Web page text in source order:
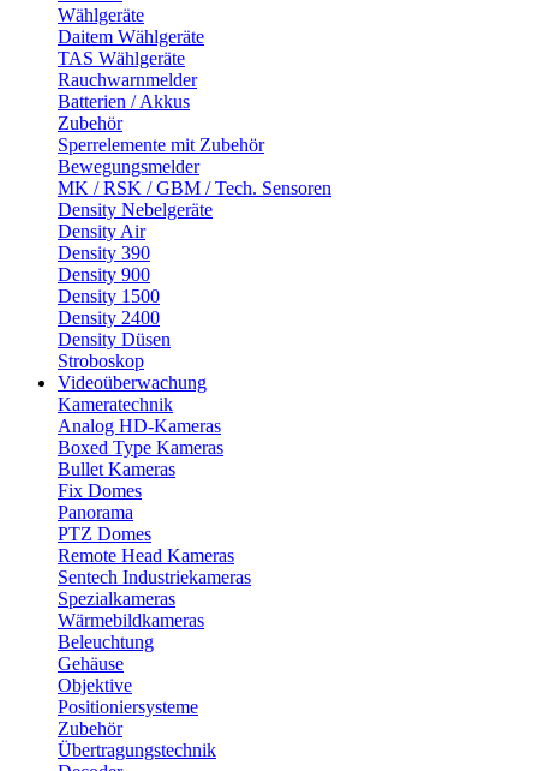
Wählgeräte
Daitem Wählgeräte
TAS Wählgeräte
Rauchwarnmelder
Batterien / Akkus
Zubehör
Sperrelemente mit Zubehör
Bewegungsmelder
MK / RSK / GBM / Tech. Sensoren
Density Nebelgeräte
Density Air
Density 390
Density 900
Density 1500
Density 2400
Density Düsen
Stroboskop
Videoüberwachung
Kameratechnik
Analog HD-Kameras
Boxed Type Kameras
Bullet Kameras
Fix Domes
Panorama
PTZ Domes
Remote Head Kameras
Sentech Industriekameras
Spezialkameras
Wärmebildkameras
Beleuchtung
Gehäuse
Objektive
Positioniersysteme
Zubehör
Übertragungstechnik